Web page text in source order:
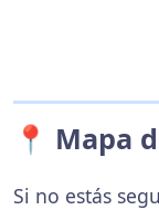
📍 Mapa
Si no estás